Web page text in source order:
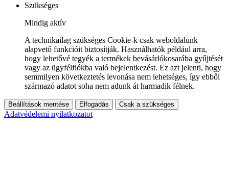
Szükséges
Mindig aktív
A technikailag szükséges Cookie-k csak weboldalunk
alapvető funkcióit biztosítják. Használhatók például arra,
hogy lehetővé tegyék a termékek bevásárlókosarába gyűjtését
vagy az ügyfélfiókba való bejelentkezést. Ez azt jelenti, hogy
semmilyen következtetés levonása nem lehetséges, így ebből
származó adatot soha nem adunk át harmadik félnek.
Beállítások mentése Elfogadás Csak a szükséges
Adatvédelemi nyilatkozatot